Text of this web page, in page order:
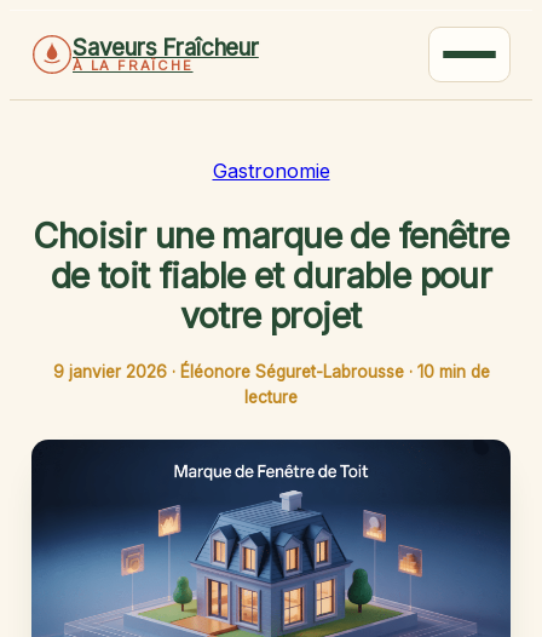
Saveurs Fraîcheur
À LA FRAÎCHE
Gastronomie
Choisir une marque de fenêtre
de toit fiable et durable pour
votre projet
9 janvier 2026 · Éléonore Séguret-Labrousse · 10 min de
lecture